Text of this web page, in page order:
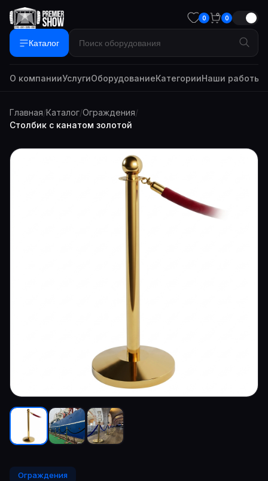
Каталог
0 0
О компанииУслугиОборудованиеКатегорииНаши работы
Главная/Каталог/Ограждения/
Столбик с канатом золотой
Ограждения